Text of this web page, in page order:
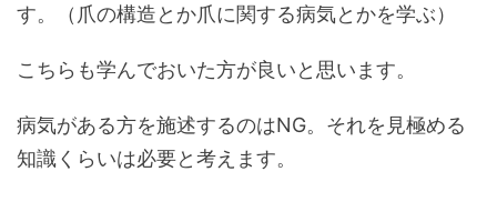
す。（爪の構造とか爪に関する病気とかを学ぶ）
こちらも学んでおいた方が良いと思います。
病気がある方を施述するのはNG。それを見極める
知識くらいは必要と考えます。